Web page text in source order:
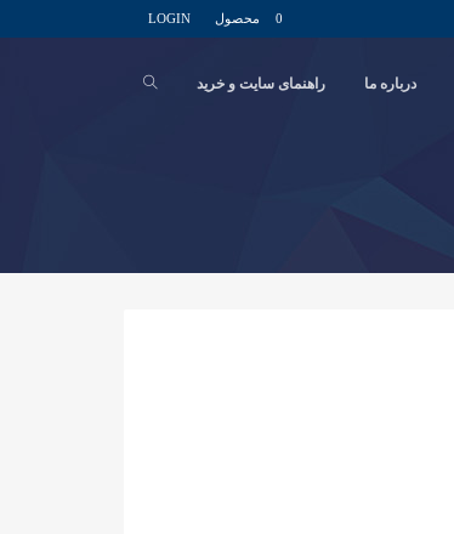
LOGIN 0 محصول
درباره ما راهنمای سایت و خرید